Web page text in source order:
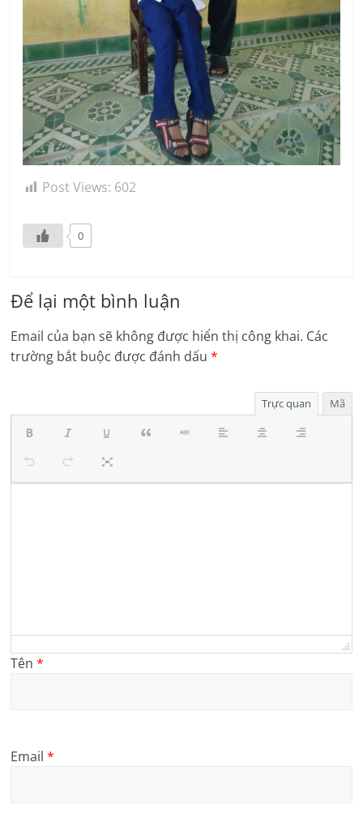
Post Views: 602
0
Để lại một bình luận
Email của bạn sẽ không được hiển thị công khai. Các
trường bắt buộc được đánh dấu*
Trực quan Mã
Tên*
Email*